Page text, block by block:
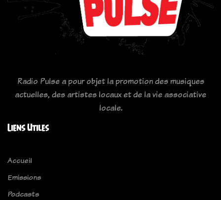
Radio Pulse a pour objet la promotion des musiques
actuelles, des artistes locaux et de la vie associative
locale.
Liens Utiles
Accueil
Emissions
Podcasts